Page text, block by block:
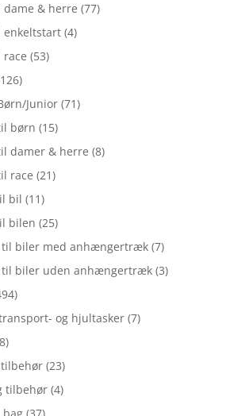
dame & herre (77)
enkeltstart (4)
race (53)
Junior (71)
børn (15)
damer & herre (8)
race (21)
bil (11)
bilen (25)
til biler med anhængertræk (7)
til biler uden anhængertræk (3)
og hjultasker (7)
tilbehør (23)
tilbehør (4)